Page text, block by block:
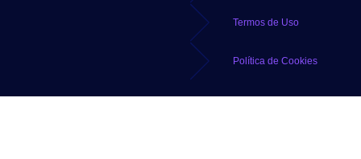
Termos de Uso
Política de Cookies